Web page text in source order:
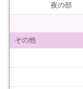
夜の部
その他